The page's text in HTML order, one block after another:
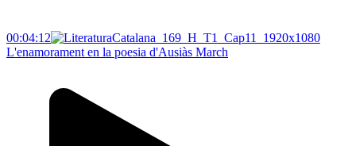
00:04:12
L'enamorament en la poesia d'Ausiàs March